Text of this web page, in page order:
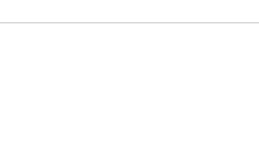
Silicio - Día 12 - Piscis